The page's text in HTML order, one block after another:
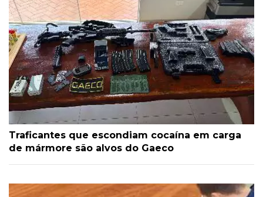
Traficantes que escondiam cocaína em carga
de mármore são alvos do Gaeco